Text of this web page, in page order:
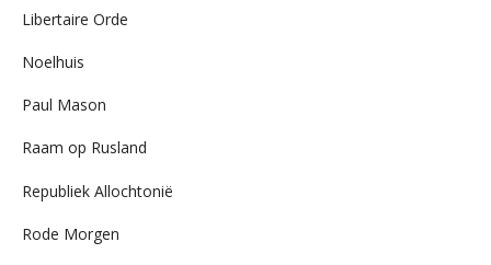
Libertaire Orde
Noelhuis
Paul Mason
Raam op Rusland
Republiek Allochtonië
Rode Morgen